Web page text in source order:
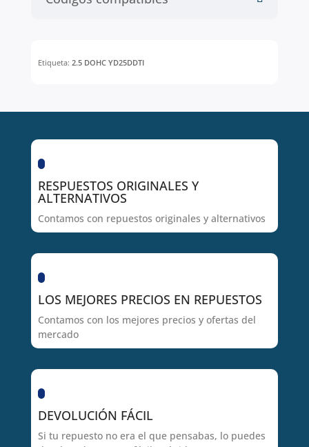
Etiqueta: 2.5 DOHC YD25DDTI
RESPUESTOS ORIGINALES Y
ALTERNATIVOS
Contamos con repuestos originales y alternativos
LOS MEJORES PRECIOS EN REPUESTOS
Contamos con los mejores precios y ofertas del
mercado
DEVOLUCIÓN FÁCIL
Si tu repuesto no era el que pensabas, lo puedes